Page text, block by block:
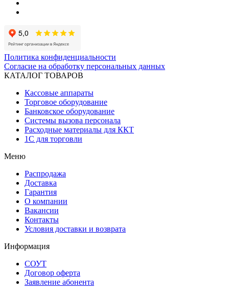
Политика конфиденциальности
Согласие на обработку персональных данных
КАТАЛОГ ТОВАРОВ
Кассовые аппараты
Торговое оборудование
Банковское оборудование
Системы вызова персонала
Расходные материалы для ККТ
1С для торговли
Меню
Распродажа
Доставка
Гарантия
О компании
Вакансии
Контакты
Условия доставки и возврата
Информация
СОУТ
Договор оферта
Заявление абонента